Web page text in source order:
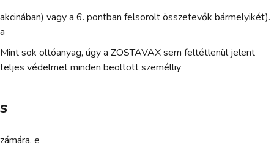
akcinában) vagy a 6. pontban felsorolt összetevők bármelyikét).
a
Mint sok oltóanyag, úgy a ZOSTAVAX sem feltétlenül jelent
teljes védelmet minden beoltott személliy
s
zámára. e